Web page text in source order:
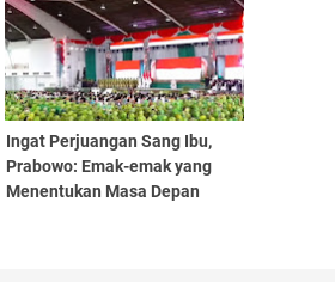
Kesehatan Gratis
Ingat Perjuangan Sang Ibu,
Prabowo: Emak-emak yang
Menentukan Masa Depan